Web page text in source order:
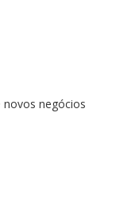
novos negócios